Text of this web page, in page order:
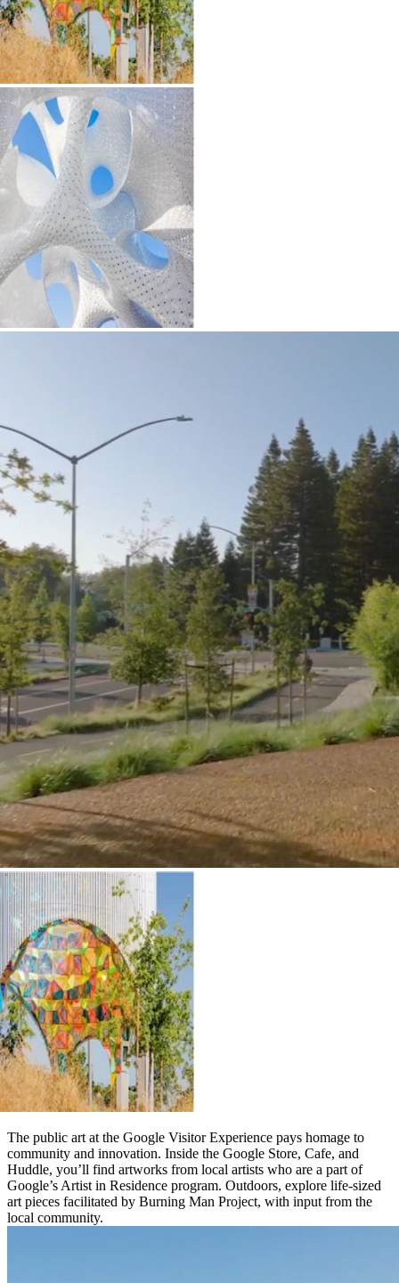
The public art at the Google Visitor Experience pays homage to
community and innovation. Inside the Google Store, Cafe, and
Huddle, you’ll find artworks from local artists who are a part of
Google’s Artist in Residence program. Outdoors, explore life-sized
art pieces facilitated by Burning Man Project, with input from the
local community.